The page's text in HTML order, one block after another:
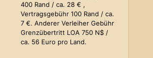
400 Rand / ca. 28 € ,
Vertragsgebühr 100 Rand / ca.
7 €. Anderer Verleiher Gebühr
Grenzübertritt LOA 750 N$ /
ca. 56 Euro pro Land.